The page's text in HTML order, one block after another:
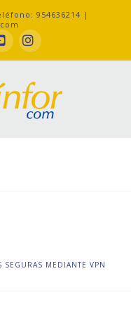
954636214 |
YouTubeInstagram
SEGURAS MEDIANTE VPN